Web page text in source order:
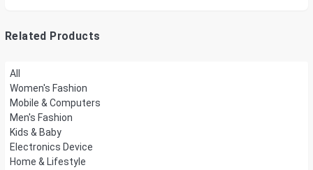
Related Products
All
Women's Fashion
Mobile & Computers
Men's Fashion
Kids & Baby
Electronics Device
Home & Lifestyle